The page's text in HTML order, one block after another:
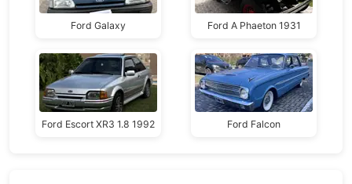
Ford Galaxy Ford A Phaeton 1931
Ford Escort XR3 1.8 1992 Ford Falcon